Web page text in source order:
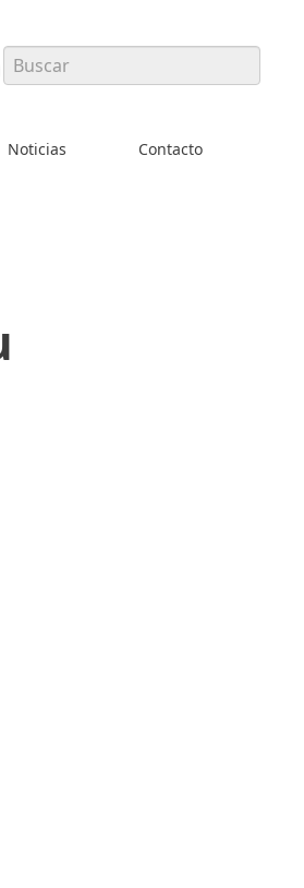
Search
Noticias Contacto